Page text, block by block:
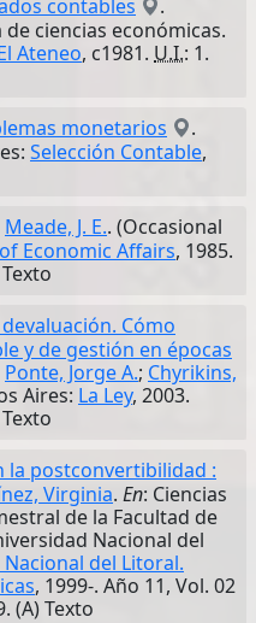
contables
.
de ciencias económicas.
Ateneo, c1981. U.I.: 1.
monetarios
.
Selección Contable,
Meade, J. E.. (Occasional
Economic Affairs, 1985.
Cómo
y de gestión en épocas
Ponte, Jorge A.; Chyrikins,
Aires: La Ley, 2003.
la postconvertibilidad :
Virginia. En: Ciencias
de la Facultad de
Nacional del
del Litoral.
, 1999-. Año 11, Vol. 02
(A) Texto